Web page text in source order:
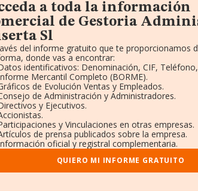
a toda la información
de Gestoria
Sl
del informe gratuito que te proporcionamos
donde vas a encontrar:
identificativos: Denominación, CIF,
Mercantil Completo (BORME).
de Evolución Ventas y Empleados.
de Administración y Administradores.
y Ejecutivos.
y Vinculaciones en otras empresas.
de prensa publicados sobre la empresa.
oficial y registral complementaria.
QUIERO MI INFORME GRATUITO